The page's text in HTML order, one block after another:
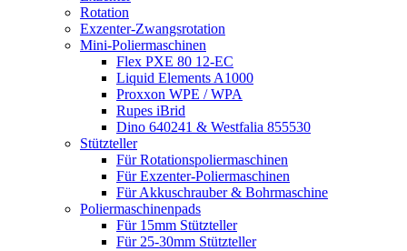
Rotation
Exzenter-Zwangsrotation
Mini-Poliermaschinen
Flex PXE 80 12-EC
Liquid Elements A1000
Proxxon WPE / WPA
Rupes iBrid
Dino 640241 & Westfalia 855530
Stützteller
Für Rotationspoliermaschinen
Für Exzenter-Poliermaschinen
Für Akkuschrauber & Bohrmaschine
Poliermaschinenpads
Für 15mm Stützteller
Für 25-30mm Stützteller